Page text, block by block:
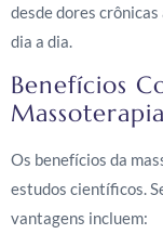
desde dores
dia a dia.
Benefícios
Massoterapia
Os benefícios da
estudos científicos.
vantagens incluem: